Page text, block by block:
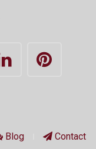
Blog Contact